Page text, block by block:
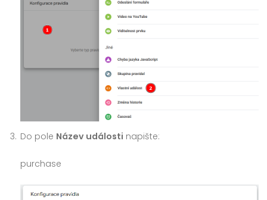
Do pole Název události napište:
purchase